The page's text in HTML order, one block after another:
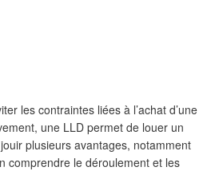
les contraintes liées à l’achat d’une
une LLD permet de louer un
plusieurs avantages, notamment
comprendre le déroulement et les